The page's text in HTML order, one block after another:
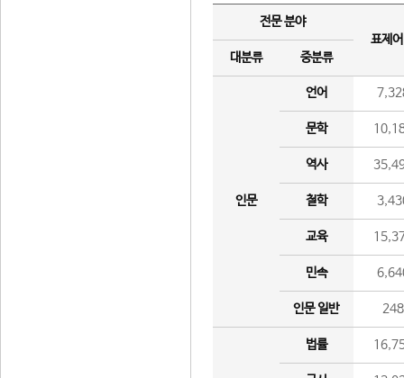
전문 분야
표제
대분류
중분류
인문
언어
문학
역사
철학
교육
민속
인문 일반 248
법률